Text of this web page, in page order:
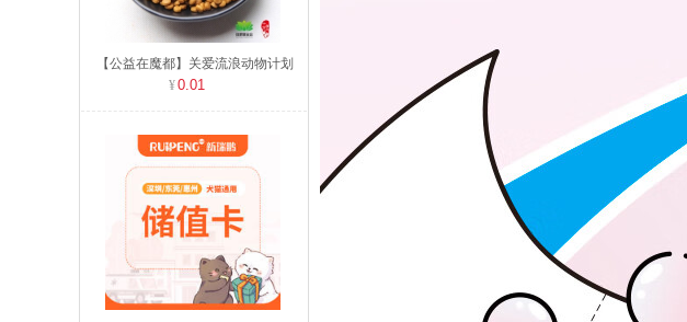
【公益在魔都】关爱流浪动物计划
0.01